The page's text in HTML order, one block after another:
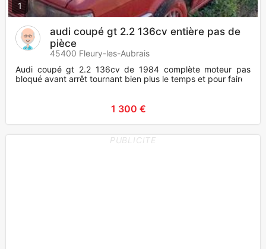
1
audi coupé gt 2.2 136cv entière pas de
pièce
45400 Fleury-les-Aubrais
Audi coupé gt 2.2 136cv de 1984 complète moteur pas
bloqué avant arrêt tournant bien plus le temps et pour faire
1 300 €
PUBLICITE